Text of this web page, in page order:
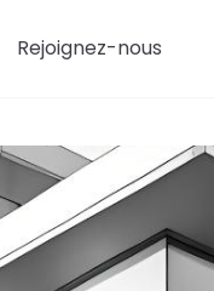
Rejoignez-nous